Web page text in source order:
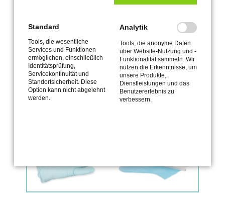
Standard
Tools, die wesentliche
Services und Funktionen
ermöglichen, einschließlich
Identitätsprüfung,
Servicekontinuität und
Standortsicherheit. Diese
Option kann nicht abgelehnt
werden.
Analytik
Tools, die anonyme Daten
über Website-Nutzung und -
Funktionalität sammeln. Wir
nutzen die Erkenntnisse, um
unsere Produkte,
Dienstleistungen und das
Benutzererlebnis zu
verbessern.